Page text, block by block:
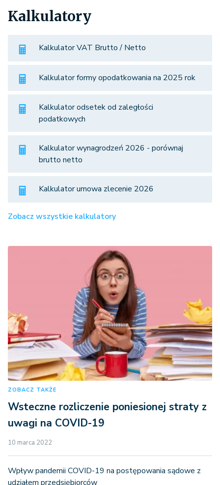
Kalkulatory
Kalkulator VAT Brutto / Netto
Kalkulator formy opodatkowania na 2025 rok
Kalkulator odsetek od zaległości
podatkowych
Kalkulator wynagrodzeń 2026 - porównaj
brutto netto
Kalkulator umowa zlecenie 2026
Zobacz wszystkie kalkulatory
ZOBACZ TAKŻE
Wsteczne rozliczenie poniesionej straty z
uwagi na COVID-19
10 marca 2022
Wpływ pandemii COVID-19 na postępowania sądowe z
udziałem przedsiębiorców